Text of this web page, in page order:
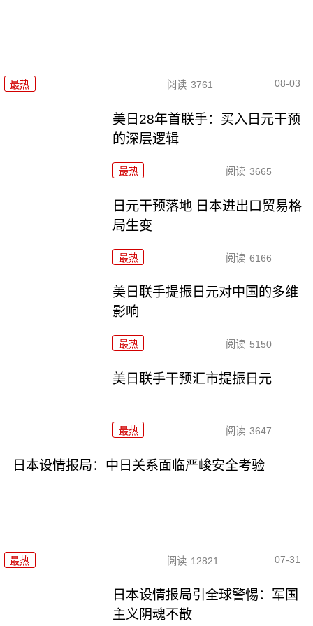
最热 阅读 3761 08-03
美日28年首联手：买入日元干预
的深层逻辑
最热 阅读 3665
日元干预落地 日本进出口贸易格
局生变
最热 阅读 6166
美日联手提振日元对中国的多维
影响
最热 阅读 5150
美日联手干预汇市提振日元
最热 阅读 3647
日本设情报局：中日关系面临严峻安全考验
最热 阅读 12821 07-31
日本设情报局引全球警惕：军国
主义阴魂不散